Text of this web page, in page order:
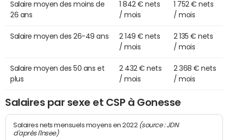
Salaire moyen des moins de
26 ans
1 842 € nets
/ mois
1 752 € nets
/ mois
Salaire moyen des 26-49 ans
2 149 € nets
/ mois
2 135 € nets
/ mois
Salaire moyen des 50 ans et
plus
2 432 € nets
/ mois
2 368 € nets
/ mois
Salaires par sexe et CSP à Gonesse
Salaires nets mensuels moyens en 2022 (source : JDN
d'après l'Insee)